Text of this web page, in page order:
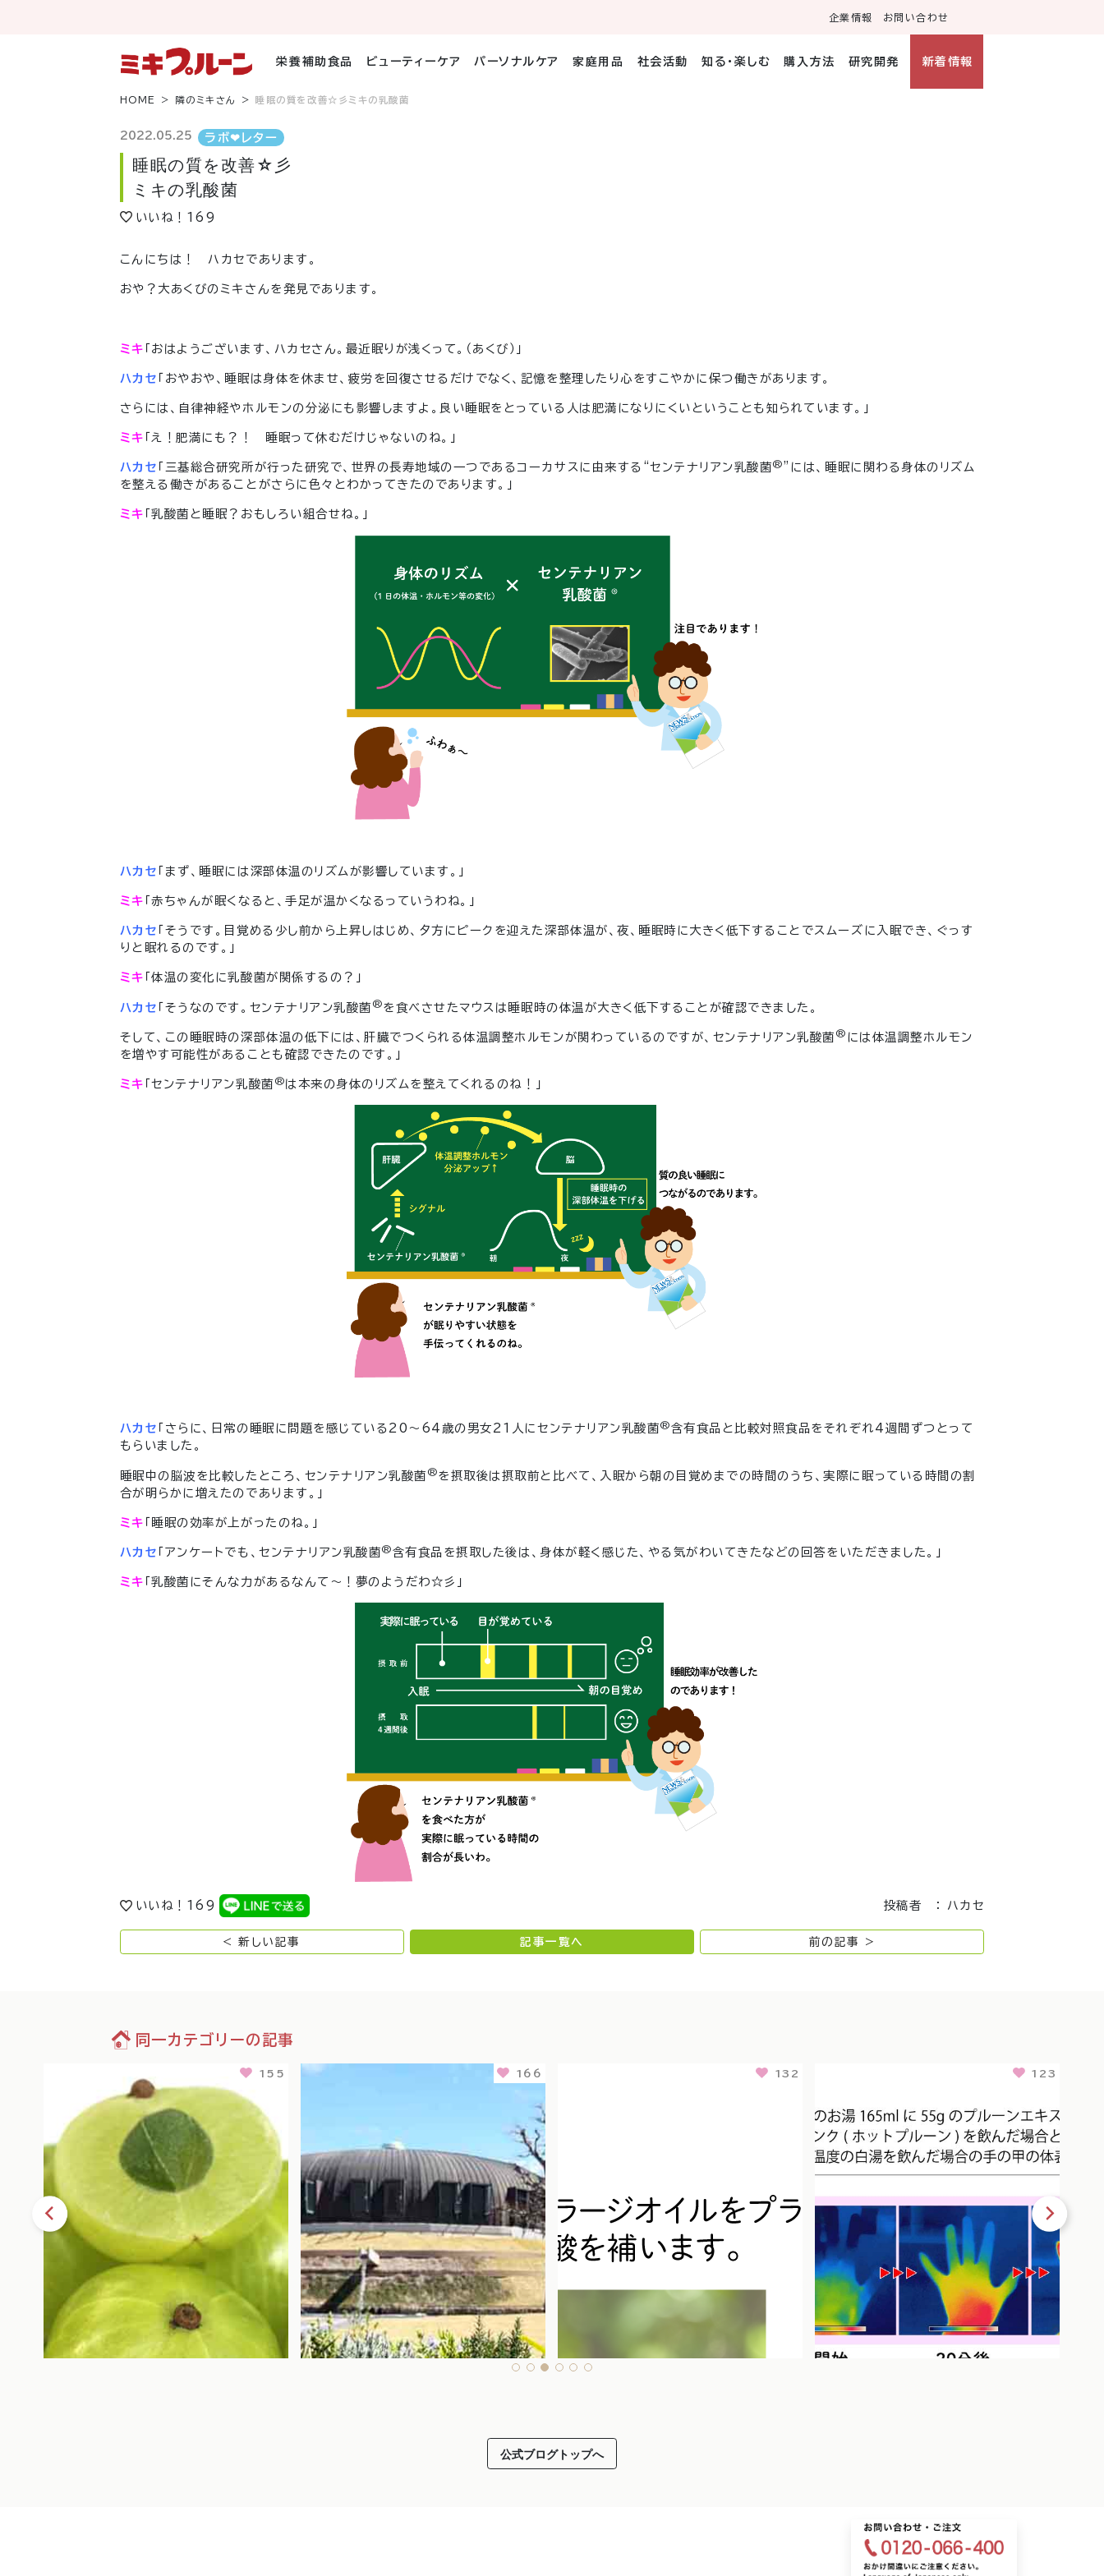
企業情報 お問い合わせ
栄養補助食品 ビューティーケア パーソナルケア 家庭用品 社会活動 知る・楽しむ 購入方法 研究開発 新着情報
HOME 隣のミキさん 睡眠の質を改善☆彡ミキの乳酸菌
2022.05.25 ラボ❤︎レター
睡眠の質を改善☆彡
ミキの乳酸菌
いいね！ 169
こんにちは！ ハカセであります。
おや？大あくびのミキさんを発見であります。
ミキ 「おはようございます、ハカセさん。最近眠りが浅くって。（あくび）」
ハカセ 「おやおや、睡眠は身体を休ませ、疲労を回復させるだけでなく、記憶を整理したり心をすこやかに保つ働きがあります。
さらには、自律神経やホルモンの分泌にも影響しますよ。良い睡眠をとっている人は肥満になりにくいということも知られています。」
ミキ 「え！肥満にも？！ 睡眠って休むだけじゃないのね。」
ハカセ 「三基総合研究所が行った研究で、世界の長寿地域の一つであるコーカサスに由来する“センテナリアン乳酸菌®”には、睡眠に関わる身体のリズム
を整える働きがあることがさらに色々とわかってきたのであります。」
ミキ 「乳酸菌と睡眠？おもしろい組合せね。」
ハカセ 「まず、睡眠には深部体温のリズムが影響しています。」
ミキ 「赤ちゃんが眠くなると、手足が温かくなるっていうわね。」
ハカセ 「そうです。目覚める少し前から上昇しはじめ、夕方にピークを迎えた深部体温が、夜、睡眠時に大きく低下することでスムーズに入眠でき、ぐっす
りと眠れるのです。」
ミキ 「体温の変化に乳酸菌が関係するの？」
ハカセ 「そうなのです。センテナリアン乳酸菌 ®を食べさせたマウスは睡眠時の体温が大きく低下することが確認できました。
そして、この睡眠時の深部体温の低下には、肝臓でつくられる体温調整ホルモンが関わっているのですが、センテナリアン乳酸菌 ® には体温調整ホルモン
を増やす可能性があることも確認できたのです。」
ミキ 「センテナリアン乳酸菌 ®は本来の身体のリズムを整えてくれるのね！」
ハカセ 「さらに、日常の睡眠に問題を感じている20～64歳の男女21人にセンテナリアン乳酸菌®含有食品と比較対照食品をそれぞれ4週間ずつとって
もらいました。
睡眠中の脳波を比較したところ、センテナリアン乳酸菌 ®を摂取後は摂取前と比べて、入眠から朝の目覚めまでの時間のうち、実際に眠っている時間の割
合が明らかに増えたのであります。」
ミキ 「睡眠の効率が上がったのね。」
ハカセ 「アンケートでも、センテナリアン乳酸菌®含有食品を摂取した後は、身体が軽く感じた、やる気がわいてきたなどの回答をいただきました。」
ミキ 「乳酸菌にそんな力があるなんて～！夢のようだわ☆彡」
投稿者 ： ハカセ
いいね！ 169
< 新しい記事 記事一覧へ 前の記事 >
同一カテゴリーの記事
155 166 132 123
公式ブログトップへ